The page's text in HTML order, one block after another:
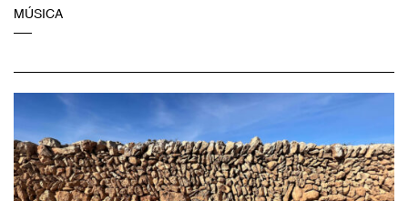
MÚSICA